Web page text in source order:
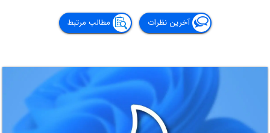
آخرین نظرات مطالب مرتبط